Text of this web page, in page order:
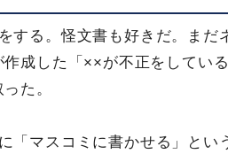
する。怪文書も好きだ。まだ
成した「××が不正をしてい
た。
「マスコミに書かせる」とい